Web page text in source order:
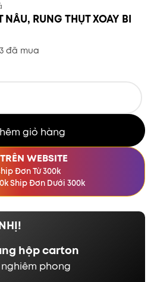
RUNG THỤT XOAY BI
đã mua
giỏ hàng
WEBSITE
Đơn Từ 300k
Ship Đơn Dưới 300k
hộp carton
phong